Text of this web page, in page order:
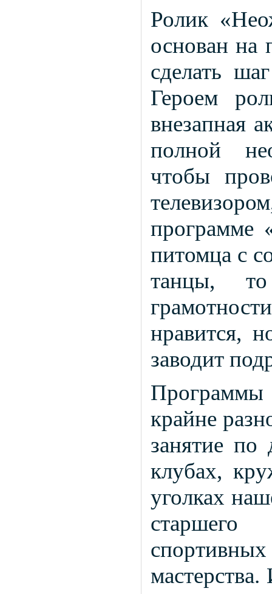
Ролик
основан на
сделать
Героем
внезапная
полной
чтобы
программе
питомца с
танцы,
нравится,
заводит
крайне
занятие по
клубах,
уголках